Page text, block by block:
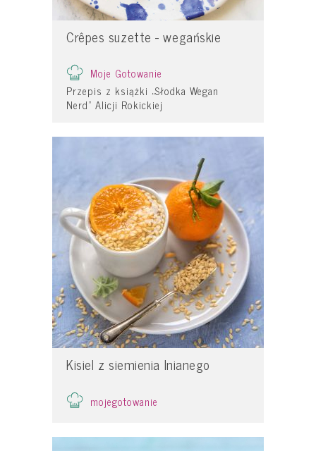
Crêpes suzette - wegańskie
Moje Gotowanie
Przepis z książki „Słodka Wegan
Nerd” Alicji Rokickiej
Kisiel z siemienia lnianego
mojegotowanie